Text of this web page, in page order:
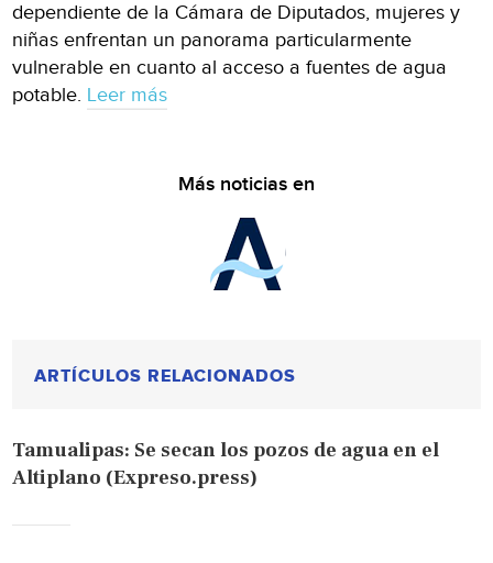
dependiente de la Cámara de Diputados, mujeres y
niñas enfrentan un panorama particularmente
vulnerable en cuanto al acceso a fuentes de agua
potable. Leer más
Más noticias en
ARTÍCULOS RELACIONADOS
Tamualipas: Se secan los pozos de agua en el
Altiplano (Expreso.press)